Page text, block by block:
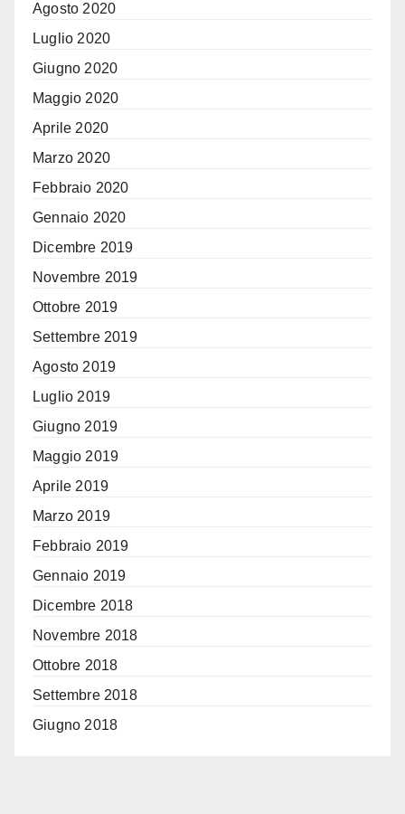
Agosto 2020
Luglio 2020
Giugno 2020
Maggio 2020
Aprile 2020
Marzo 2020
Febbraio 2020
Gennaio 2020
Dicembre 2019
Novembre 2019
Ottobre 2019
Settembre 2019
Agosto 2019
Luglio 2019
Giugno 2019
Maggio 2019
Aprile 2019
Marzo 2019
Febbraio 2019
Gennaio 2019
Dicembre 2018
Novembre 2018
Ottobre 2018
Settembre 2018
Giugno 2018